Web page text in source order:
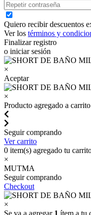
Quiero recibir descuentos
Ver los términos y
Finalizar registro
o iniciar sesión
×
Aceptar
×
Producto agregado a carrito
Seguir comprando
Ver carrito
0 item(s) agregado tu
×
MUTMA
Seguir comprando
Checkout
×